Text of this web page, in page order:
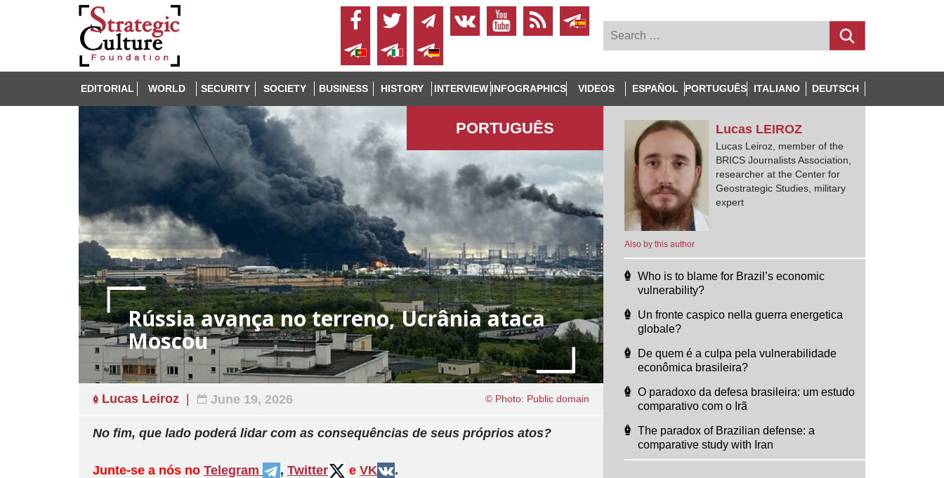
EDITORIAL WORLD SECURITY SOCIETY BUSINESS HISTORY INTERVIEW INFOGRAPHICS VIDEOS ESPAÑOL PORTUGUÊS ITALIANO DEUTSCH
PORTUGUÊS
Rússia avança no terreno, Ucrânia ataca
Moscou
Lucas Leiroz June 19, 2026 © Photo: Public domain
No fim, que lado poderá lidar com as consequências de seus próprios atos?
Junte-se a nós no Telegram , Twitter e VK .
Also by this author
Lucas LEIROZ
Lucas Leiroz, member of the
BRICS Journalists Association,
researcher at the Center for
Geostrategic Studies, military
expert
Who is to blame for Brazil’s economic
vulnerability?
Un fronte caspico nella guerra energetica
globale?
De quem é a culpa pela vulnerabilidade
econômica brasileira?
O paradoxo da defesa brasileira: um estudo
comparativo com o Irã
The paradox of Brazilian defense: a
comparative study with Iran